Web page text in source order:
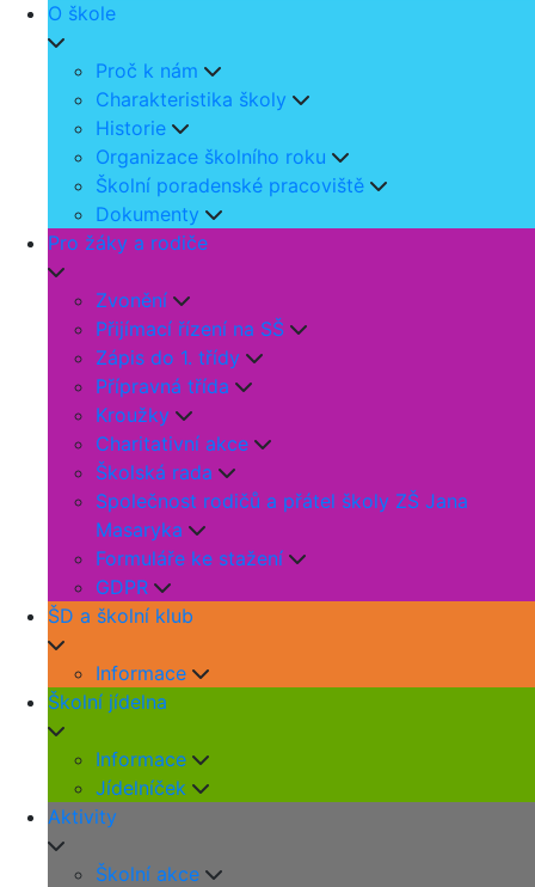
O škole
Proč k nám
Charakteristika školy
Historie
Organizace školního roku
Školní poradenské pracoviště
Dokumenty
Pro žáky a rodiče
Zvonění
Přijímací řízení na SŠ
Zápis do 1. třídy
Přípravná třída
Kroužky
Charitativní akce
Školská rada
Společnost rodičů a přátel školy ZŠ Jana
Masaryka
Formuláře ke stažení
GDPR
ŠD a školní klub
Informace
Školní jídelna
Informace
Jídelníček
Aktivity
Školní akce